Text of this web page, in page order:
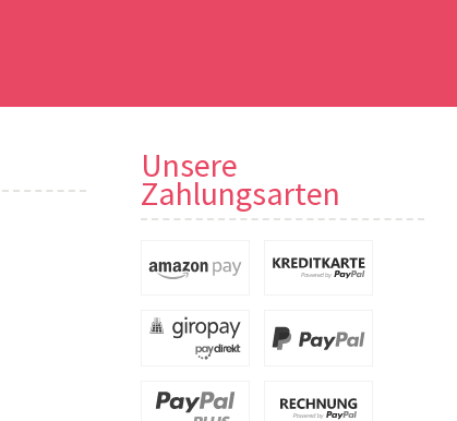
Unsere
Zahlungsarten